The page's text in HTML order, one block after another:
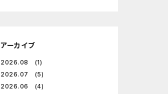
アーカイブ
2026.08 (1)
2026.07 (5)
2026.06 (4)